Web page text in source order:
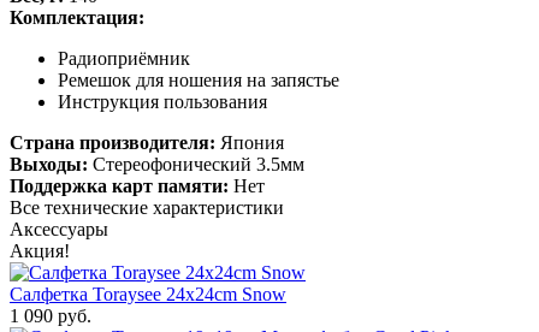
Комплектация:
Радиоприёмник
Ремешок для ношения на запястье
Инструкция пользования
Страна производителя: Япония
Выходы: Стереофонический 3.5мм
Поддержка карт памяти: Нет
Все технические характеристики
Аксессуары
Акция!
Салфетка Toraysee 24x24cm Snow
1 090 руб.